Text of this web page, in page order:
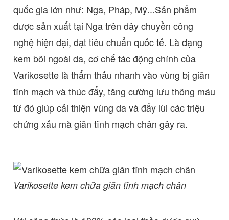
quốc gia lớn như: Nga, Pháp, Mỹ...Sản phẩm
được sản xuất tại Nga trên dây chuyền công
nghệ hiện đại, đạt tiêu chuẩn quốc tế. Là dạng
kem bôi ngoài da, cơ chế tác động chính của
Varikosette là thẩm thấu nhanh vào vùng bị giãn
tĩnh mạch và thúc đẩy, tăng cường lưu thông máu
từ đó giúp cải thiện vùng da và đẩy lùi các triệu
chứng xấu mà giãn tĩnh mạch chân gây ra.
Varikosette kem chữa giãn tĩnh mạch chân